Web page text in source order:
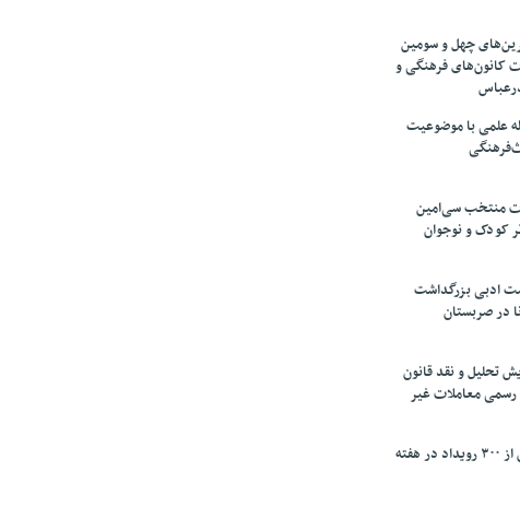
چهل و سومین
کانون‌های فرهنگی و
علمی با موضوعیت
منتخب سی‌امین
کودک و نوجوان
ادبی بزرگداشت
در صربستان
تحلیل و نقد قانون
رسمی معاملات غیر
برگزاری بیش از ۳۰۰ رویداد در هفته